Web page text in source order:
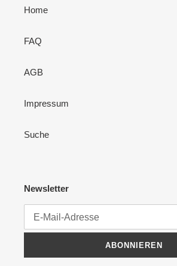
Home
FAQ
AGB
Impressum
Suche
Newsletter
ABONNIEREN